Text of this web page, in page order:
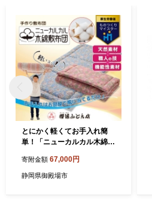
とにかく軽くてお手入れ簡
単！「ニューカルカル木綿敷
m×210cm【ブルー】◇
寄附金額 67,000円
静岡県御殿場市